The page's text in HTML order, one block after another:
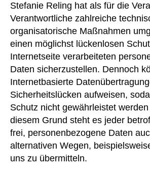
Stefanie Reling hat als für die
Verantwortliche zahlreiche
organisatorische Maßnahmen
einen möglichst lückenlosen
Internetseite verarbeiteten
Daten sicherzustellen. Dennoch
Internetbasierte
Sicherheitslücken aufweisen,
Schutz nicht gewährleistet
diesem Grund steht es jeder
frei, personenbezogene Daten
alternativen Wegen,
uns zu übermitteln.